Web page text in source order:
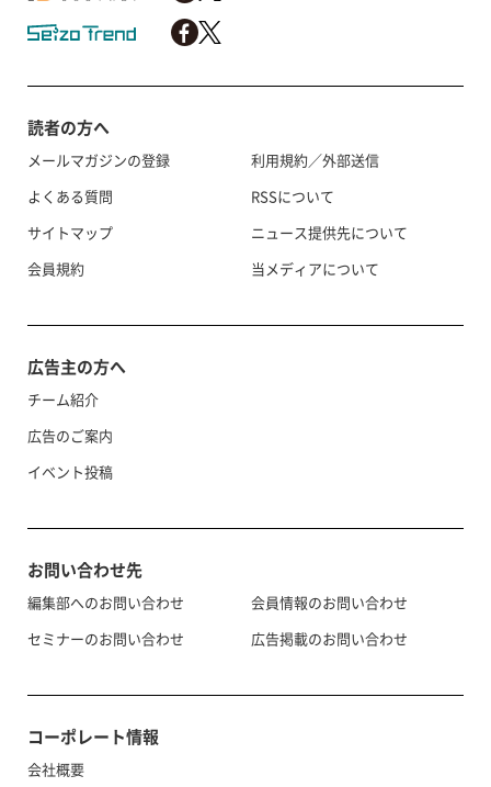
読者の方へ
メールマガジンの登録
よくある質問
サイトマップ
会員規約
利用規約／外部送信
RSSについて
ニュース提供先について
当メディアについて
広告主の方へ
チーム紹介
広告のご案内
イベント投稿
お問い合わせ先
編集部へのお問い合わせ
セミナーのお問い合わせ
会員情報のお問い合わせ
広告掲載のお問い合わせ
コーポレート情報
会社概要